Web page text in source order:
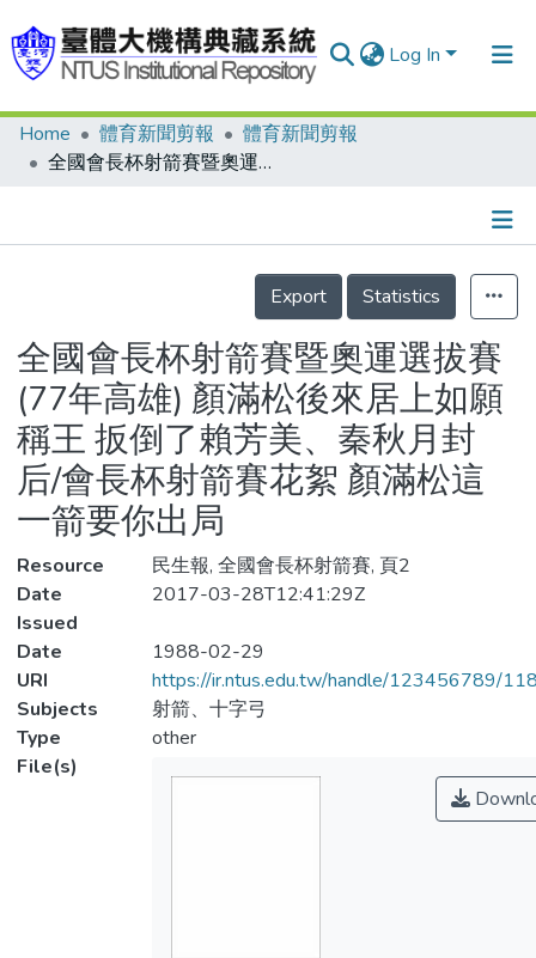
Log In
Communities & Collections
Statistics
Home 體育新聞剪報
體育新聞剪報
全國會長杯射箭賽暨奧運選拔賽(77年高雄) 顏滿松後來居上如願稱王 扳倒了賴芳美、秦秋月封后/會長杯射箭賽花絮 顏滿松這一箭要你出局
Details
Export
Statistics
全國會長杯射箭賽暨奧運選拔賽
(77年高雄) 顏滿松後來居上如願
稱王 扳倒了賴芳美、秦秋月封
后/會長杯射箭賽花絮 顏滿松這
一箭要你出局
Resource
民生報, 全國會長杯射箭賽, 頁2
Date
Issued
2017-03-28T12:41:29Z
Date
1988-02-29
URI
https://ir.ntus.edu.tw/handle/123456789/
Subjects
射箭、十字弓
Type
other
File(s)